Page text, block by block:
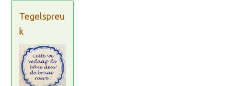
Tegelspreu
k